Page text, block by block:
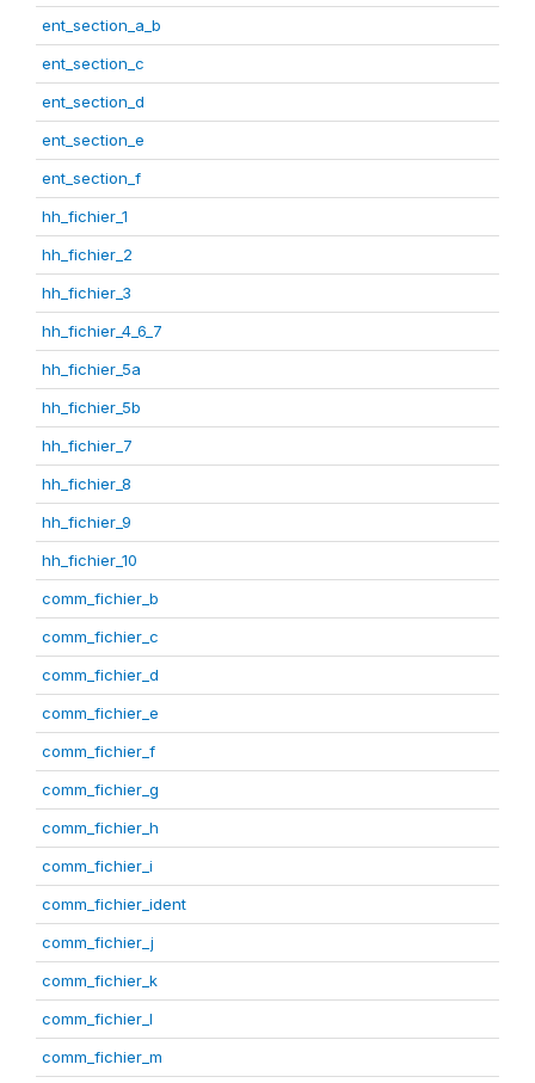
ent_section_a_b
ent_section_c
ent_section_d
ent_section_e
ent_section_f
hh_fichier_1
hh_fichier_2
hh_fichier_3
hh_fichier_4_6_7
hh_fichier_5a
hh_fichier_5b
hh_fichier_7
hh_fichier_8
hh_fichier_9
hh_fichier_10
comm_fichier_b
comm_fichier_c
comm_fichier_d
comm_fichier_e
comm_fichier_f
comm_fichier_g
comm_fichier_h
comm_fichier_i
comm_fichier_ident
comm_fichier_j
comm_fichier_k
comm_fichier_l
comm_fichier_m